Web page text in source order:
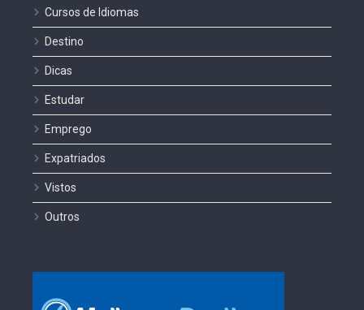
Cursos de Idiomas
Destino
Dicas
Estudar
Emprego
Expatriados
Vistos
Outros